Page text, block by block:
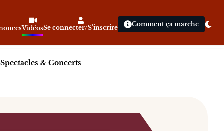
VidéosSe connecter/S'inscrire Comment ça marche
Spectacles & Concerts